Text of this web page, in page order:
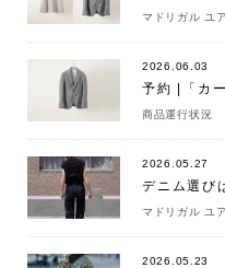
マドリガル ユ
2026.06.03
予約 |「カ
商品運行状況
2026.05.27
デニム選び
マドリガル ユ
2026.05.23